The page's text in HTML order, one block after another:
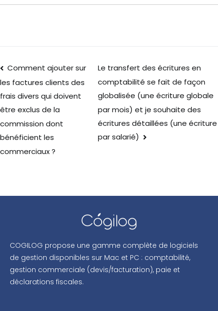
Comment ajouter sur
les factures clients des
frais divers qui doivent
être exclus de la
commission dont
bénéficient les
commerciaux ?
Le transfert des écritures en
comptabilité se fait de façon
globalisée (une écriture globale
par mois) et je souhaite des
écritures détaillées (une écriture
par salarié)
COGILOG propose une gamme complète de logiciels
de gestion disponibles sur Mac et PC : comptabilité,
gestion commerciale (devis/facturation), paie et
déclarations fiscales.